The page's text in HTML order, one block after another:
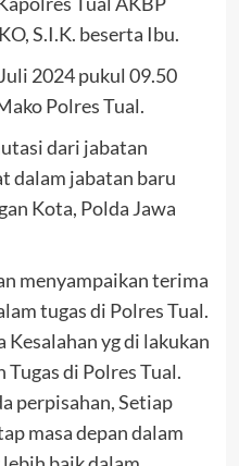
S.I.K. beserta Ibu.
2024 pukul 09.50
Polres Tual.
dari jabatan
dalam jabatan baru
Kota, Polda Jawa
menyampaikan terima
tugas di Polres Tual.
Kesalahan yg di lakukan
Tugas di Polres Tual.
perpisahan, Setiap
masa depan dalam